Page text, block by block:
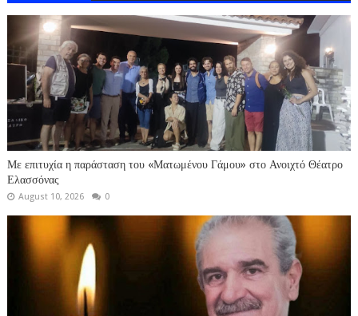
Με επιτυχία η παράσταση του «Ματωμένου Γάμου» στο Ανοιχτό Θέατρο
Ελασσόνας
August 10, 2026 0